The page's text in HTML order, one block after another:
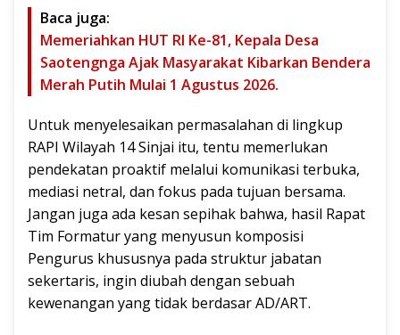
Baca juga:
Memeriahkan HUT RI Ke-81, Kepala Desa
Saotengnga Ajak Masyarakat Kibarkan Bendera
Merah Putih Mulai 1 Agustus 2026.
Untuk menyelesaikan permasalahan di lingkup
RAPI Wilayah 14 Sinjai itu, tentu memerlukan
pendekatan proaktif melalui komunikasi terbuka,
mediasi netral, dan fokus pada tujuan bersama.
Jangan juga ada kesan sepihak bahwa, hasil Rapat
Tim Formatur yang menyusun komposisi
Pengurus khususnya pada struktur jabatan
sekertaris, ingin diubah dengan sebuah
kewenangan yang tidak berdasar AD/ART.